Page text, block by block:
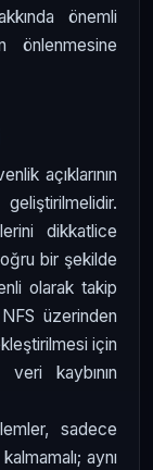
önemli
önlenmesine
açıklarının
dikkatlice
bir şekilde
olarak takip
üzerinden
için
veri kaybının
sadece
aynı